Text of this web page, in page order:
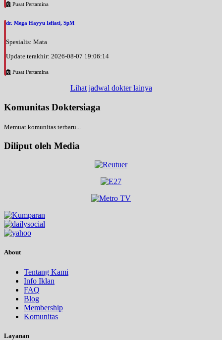
Pusat Pertamina
dr. Mega Hayyu Isfiati, SpM
Spesialis: Mata
Update terakhir: 2026-08-07 19:06:14
Pusat Pertamina
Lihat jadwal dokter lainya
Komunitas Doktersiaga
Memuat komunitas terbaru...
Diliput oleh Media
About
Tentang Kami
Info Iklan
FAQ
Blog
Membership
Komunitas
Layanan